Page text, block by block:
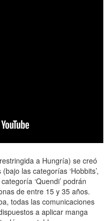
a Hungría) se creó
las categorías ‘Hobbits’,
‘Quendi’ podrán
de entre 15 y 35 años.
todas las comunicaciones
a aplicar manga